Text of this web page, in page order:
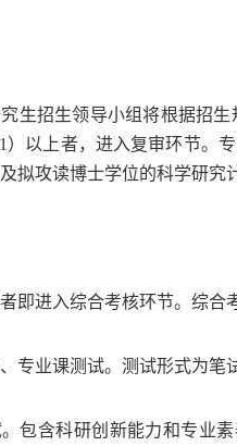
生招生领导小组将根据招
）以上者，进入复审环节。
拟攻读博士学位的科学研究
即进入综合考核环节。综合
专业课测试。测试形式为笔
包含科研创新能力和专业